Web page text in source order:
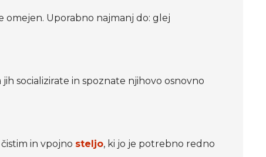
omejen. Uporabno najmanj do: glej
socializirate in spoznate njihovo osnovno
in vpojno steljo, ki jo je potrebno redno